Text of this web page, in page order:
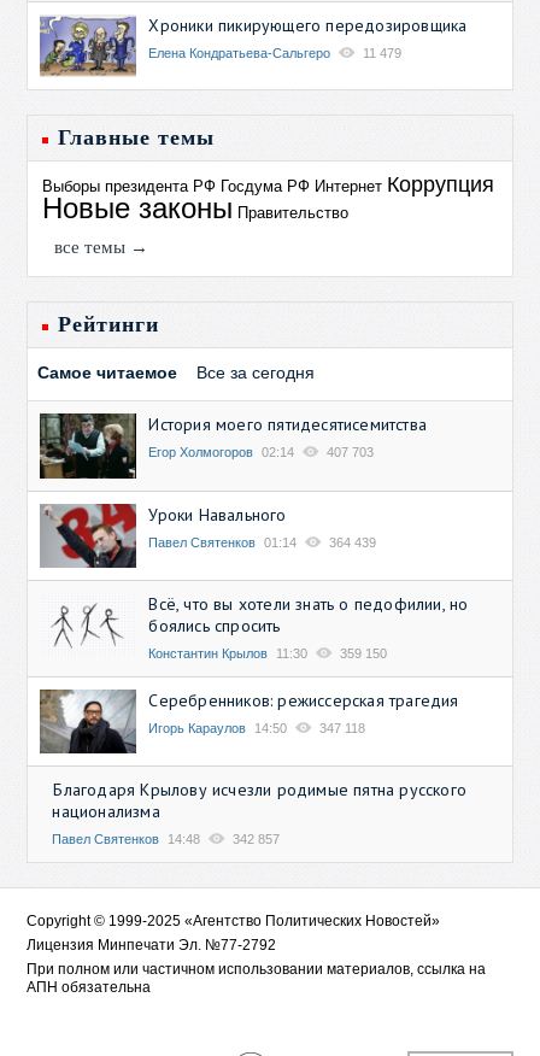
Хроники пикирующего передозировщика
Елена Кондратьева-Сальгеро 11 479
Главные темы
Выборы президента РФ Госдума РФ Интернет Коррупция
Новые законы Правительство
все темы →
Рейтинги
Самое читаемое Все за сегодня
История моего пятидесятисемитства
Егор Холмогоров 02:14 407 703
Уроки Навального
Павел Святенков 01:14 364 439
Всё, что вы хотели знать о педофилии, но
боялись спросить
Константин Крылов 11:30 359 150
Серебренников: режиссерская трагедия
Игорь Караулов 14:50 347 118
Благодаря Крылову исчезли родимые пятна русского
национализма
Павел Святенков 14:48 342 857
Copyright © 1999-2025 «Агентство Политических Новостей»
Лицензия Минпечати Эл. №77-2792
При полном или частичном использовании материалов, ссылка на
АПН обязательна